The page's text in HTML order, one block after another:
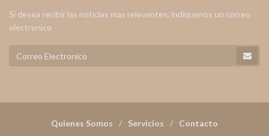
Si desea recibir las noticias mas relevantes, indiquenos un correo
electronico
Quienes Somos Servicios
Contacto